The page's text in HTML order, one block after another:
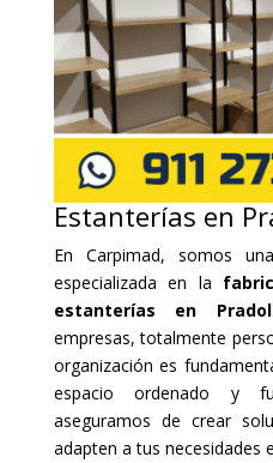
Estanterías en
En Carpimad, somos
especializada en la
estanterías en
empresas, totalmente
organización es
espacio ordenado y
aseguramos de crear
adapten a tus necesidades